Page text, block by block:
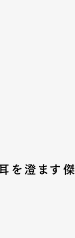
を澄ます傑